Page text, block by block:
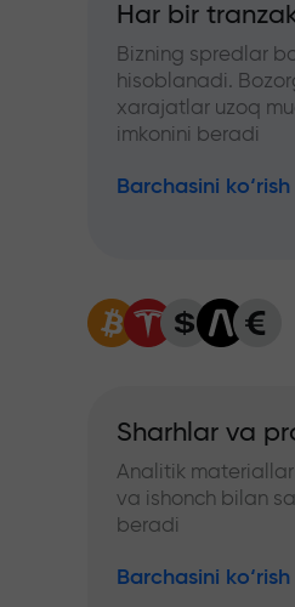
Har bir
Bizning spredlar
hisoblanadi.
xarajatlar uzoq
imkonini beradi
Barchasini ko‘rish
Sharhlar va
Analitik
va ishonch bilan
beradi
Barchasini ko‘rish